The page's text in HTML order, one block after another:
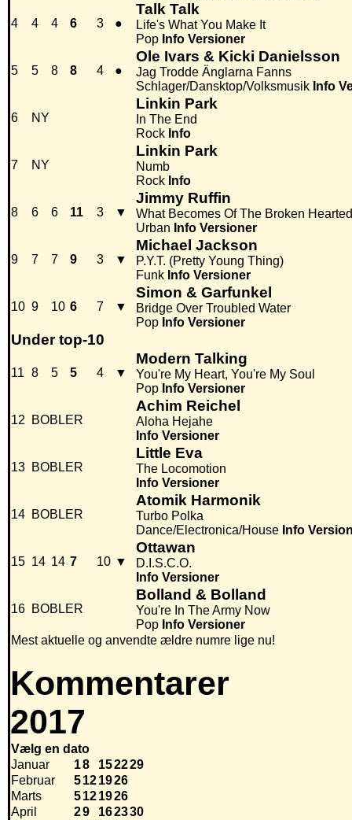
4 4 4 6 3 ●
Talk Talk
Life's What You Make It
Pop Info Versioner
5 5 8 8 4 ●
Ole Ivars & Kicki Danielsson
Jag Trodde Änglarna Fanns
Schlager/Dansktop/Volksmusik Info
6 NY
Linkin Park
In The End
Rock Info
7 NY
Linkin Park
Numb
Rock Info
8 6 6 11 3 ▼
Jimmy Ruffin
What Becomes Of The Broken Hearted
Urban Info Versioner
9 7 7 9 3 ▼
Michael Jackson
P.Y.T. (Pretty Young Thing)
Funk Info Versioner
10 9 10 6 7 ▼
Simon & Garfunkel
Bridge Over Troubled Water
Pop Info Versioner
Under top-10
11 8 5 5 4 ▼
Modern Talking
You're My Heart, You're My Soul
Pop Info Versioner
12 BOBLER
Achim Reichel
Aloha Hejahe
Info Versioner
13 BOBLER
Little Eva
The Locomotion
Info Versioner
14 BOBLER
Atomik Harmonik
Turbo Polka
Dance/Electronica/House Info
15 14 14 7 10 ▼
Ottawan
D.I.S.C.O.
Info Versioner
16 BOBLER
Bolland & Bolland
You're In The Army Now
Pop Info Versioner
Mest aktuelle og anvendte ældre numre lige nu!
Kommentarer
2017
Vælg en dato
Januar
18 152229
Februar
5121926
Marts
5121926
April
29 162330